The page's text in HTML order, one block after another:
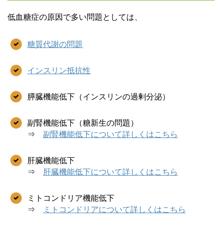
低血糖症の原因で多い問題としては、
糖質代謝の問題
インスリン抵抗性
膵臓機能低下（インスリンの過剰分泌）
副腎機能低下（糖新生の問題）
⇒ 副腎機能低下について詳しくはこちら
肝臓機能低下
⇒
肝臓機能低下について詳しくはこちら
ミトコンドリア機能低下
⇒
ミトコンドリアについて詳しくはこちら